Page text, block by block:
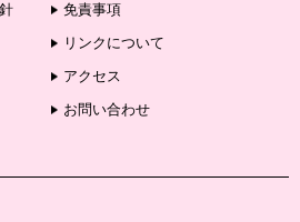
免責事項
リンクについて
アクセス
お問い合わせ